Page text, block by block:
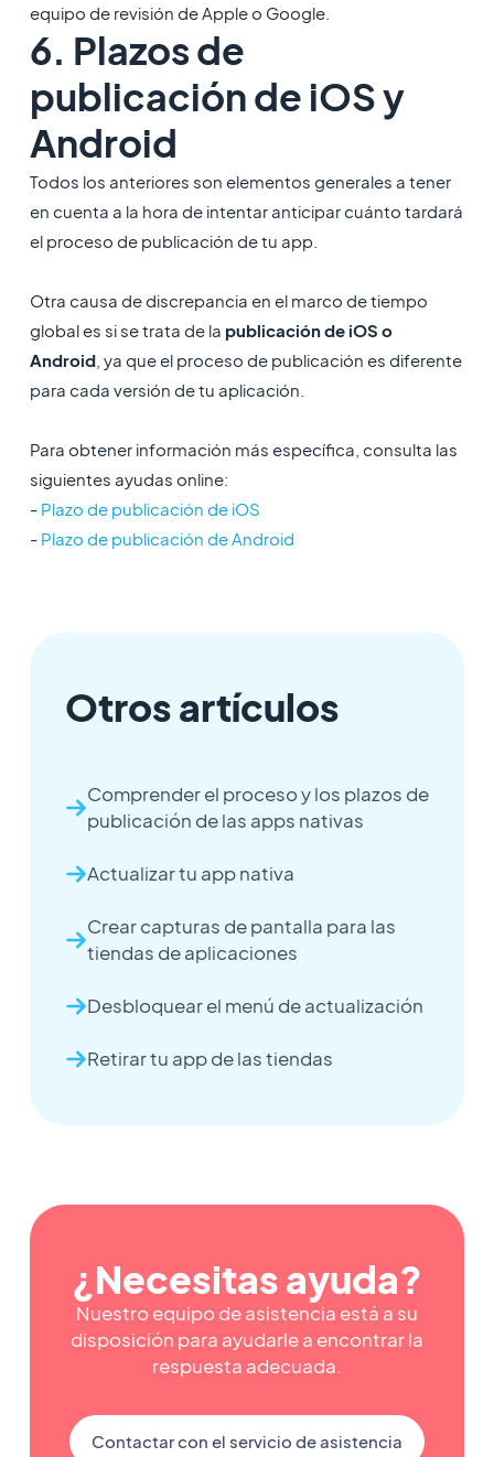
equipo de revisión de Apple o Google.
6. Plazos de
publicación de iOS y
Android
Todos los anteriores son elementos generales a tener
en cuenta a la hora de intentar anticipar cuánto tardará
el proceso de publicación de tu app.
Otra causa de discrepancia en el marco de tiempo
global es si se trata de la publicación de iOS o
Android, ya que el proceso de publicación es diferente
para cada versión de tu aplicación.
Para obtener información más específica, consulta las
siguientes ayudas online:
- Plazo de publicación de iOS
- Plazo de publicación de Android
Otros artículos
Comprender el proceso y los plazos de
publicación de las apps nativas
Actualizar tu app nativa
Crear capturas de pantalla para las
tiendas de aplicaciones
Desbloquear el menú de actualización
Retirar tu app de las tiendas
¿Necesitas ayuda?
Nuestro equipo de asistencia está a su
disposición para ayudarle a encontrar la
respuesta adecuada.
Contactar con el servicio de asistencia